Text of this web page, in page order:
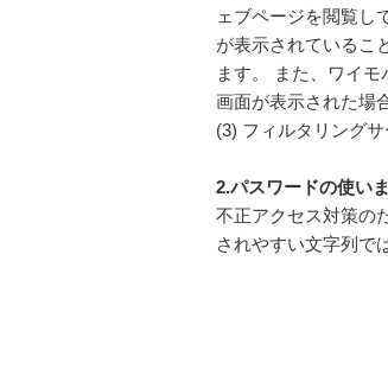
ェブページを閲覧し
が表示されているこ
ます。 また、ワイ
画面が表示された場
(3) フィルタリング
2.パスワードの使い
不正アクセス対策の
されやすい文字列で